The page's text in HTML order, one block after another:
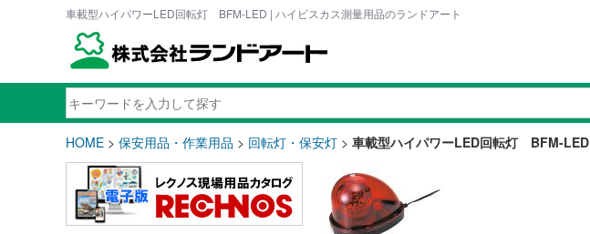
車載型ハイパワーLED回転灯 BFM-LED | ハイビスカス測量用品のランドアート
HOME > 保安用品・作業用品 > 回転灯・保安灯 > 車載型ハイパワーLED回転灯 BFM-LED